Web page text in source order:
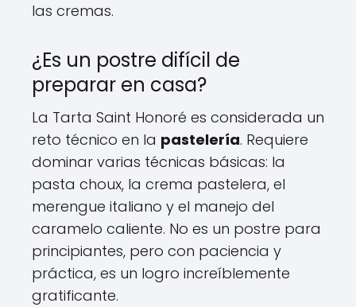
las cremas.
¿Es un postre difícil de
preparar en casa?
La Tarta Saint Honoré es considerada un
reto técnico en la pastelería. Requiere
dominar varias técnicas básicas: la
pasta choux, la crema pastelera, el
merengue italiano y el manejo del
caramelo caliente. No es un postre para
principiantes, pero con paciencia y
práctica, es un logro increíblemente
gratificante.